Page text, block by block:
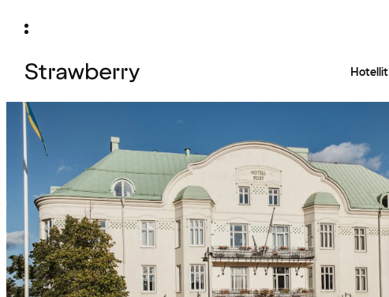
Hotellit